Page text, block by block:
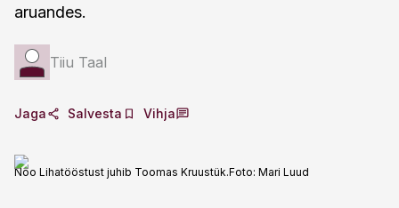
aruandes.
Tiiu Taal
Jaga Salvesta Vihja
Nõo Lihatööstust juhib Toomas Kruustük.Foto: Mari Luud